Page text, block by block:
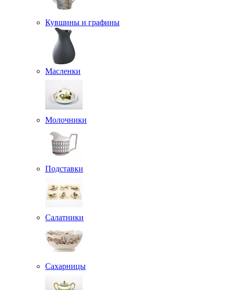
Кувшины и графины
Масленки
Молочники
Подставки
Салатники
Сахарницы